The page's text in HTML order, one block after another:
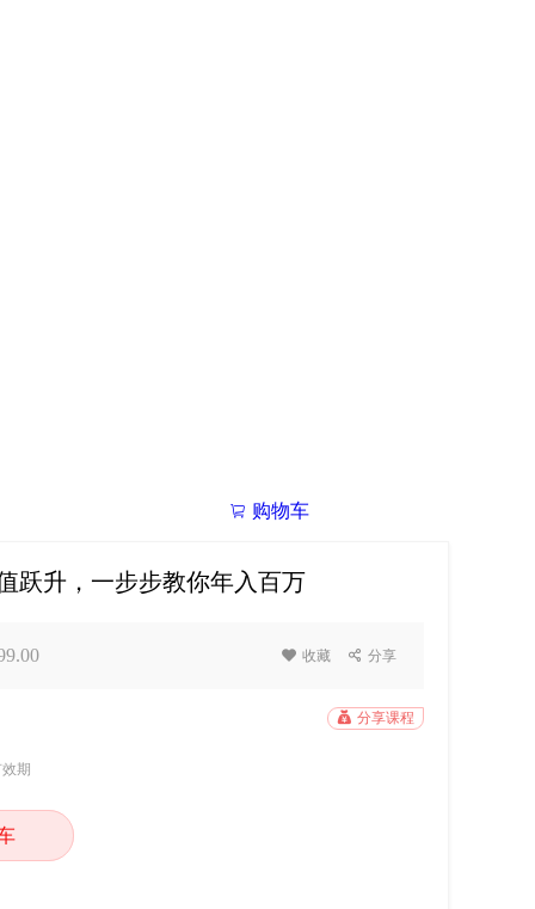
 购物车
跃升，一步步教你年入百万
 收藏  分享
 分享课程
期